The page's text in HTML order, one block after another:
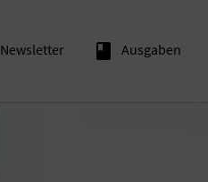
Newsletter book Ausgaben